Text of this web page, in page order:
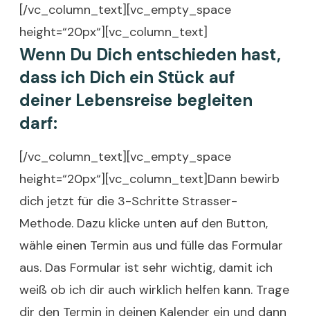
[/vc_column_text][vc_empty_space
height=“20px“][vc_column_text]
Wenn Du Dich entschieden hast,
dass ich Dich ein Stück auf
deiner Lebensreise begleiten
darf:
[/vc_column_text][vc_empty_space
height=“20px“][vc_column_text]Dann bewirb
dich jetzt für die 3-Schritte Strasser-
Methode. Dazu klicke unten auf den Button,
wähle einen Termin aus und fülle das Formular
aus. Das Formular ist sehr wichtig, damit ich
weiß ob ich dir auch wirklich helfen kann. Trage
dir den Termin in deinen Kalender ein und dann